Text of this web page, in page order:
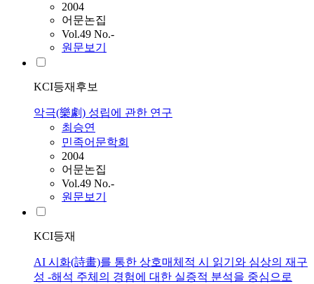
2004
어문논집
Vol.49 No.-
원문보기
KCI등재후보
악극(樂劇) 성립에 관한 연구
최승연
민족어문학회
2004
어문논집
Vol.49 No.-
원문보기
KCI등재
AI 시화(詩畫)를 통한 상호매체적 시 읽기와 심상의 재구
성 -해석 주체의 경험에 대한 실증적 분석을 중심으로